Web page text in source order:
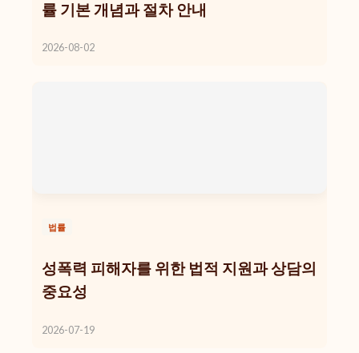
률 기본 개념과 절차 안내
2026-08-02
법률
성폭력 피해자를 위한 법적 지원과 상담의
중요성
2026-07-19